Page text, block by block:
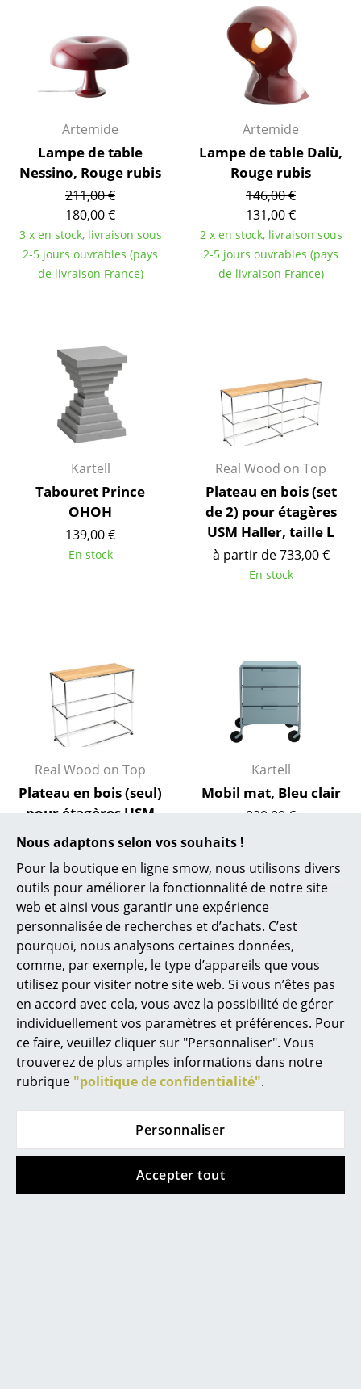
Nous adaptons selon vos souhaits !
Pour la boutique en ligne smow, nous utilisons divers
outils pour améliorer la fonctionnalité de notre site
web et ainsi vous garantir une expérience
personnalisée de recherches et d’achats. C’est
pourquoi, nous analysons certaines données,
comme, par exemple, le type d’appareils que vous
utilisez pour visiter notre site web. Si vous n’êtes pas
en accord avec cela, vous avez la possibilité de gérer
individuellement vos paramètres et préférences. Pour
ce faire, veuillez cliquer sur "Personnaliser". Vous
trouverez de plus amples informations dans notre
rubrique "politique de confidentialité".
Personnaliser
Accepter tout
Étagères & Armoires
Bibliothèques
Étagères murales
Buffets & Commodes
Meubles TV
Caissons roulants et Meubles d’appoint
Meubles de bar
Garde-robes
... voir tous les rangements
Luminaires
Suspensions & Plafonniers
Lampes de table
Lampes de bureau
Lampadaires et Liseuses
Lampes de sol
... voir tous les luminaires
Lits simples
Lits enfants
Tables de chevet et Accessoires de lit
... voir tous les lits
Accessoires
Horloges
Miroirs
Figurines & Miniatures
Vases
Accessoires de bureau
Boîtes de rangement
Artemide
Lampe de table
Nessino, Rouge rubis
211,00 €
180,00 €
3 x en stock, livraison sous
2-5 jours ouvrables (pays
de livraison France)
Artemide
Lampe de table Dalù,
Rouge rubis
146,00 €
131,00 €
2 x en stock, livraison sous
2-5 jours ouvrables (pays
de livraison France)
Kartell
Tabouret Prince
OHOH
139,00 €
En stock
Real Wood on Top
Plateau en bois (set
de 2) pour étagères
USM Haller, taille L
à partir de 733,00 €
En stock
Real Wood on Top
Plateau en bois (seul)
pour étagères USM
Haller, taille M
à partir de 339,00 €
En stock
Kartell
Mobil mat, Bleu clair
820,00 €
1 x en stock, livraison sous
de livraison France)
Kartell
Vase Okra
à partir de 123,00 €
Kartell
Frozen
En stock